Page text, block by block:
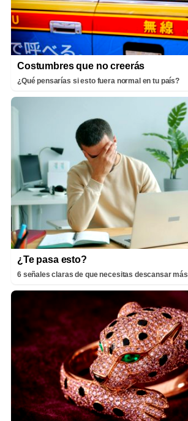
Costumbres que no creerás
¿Qué pensarías si esto fuera normal en tu país?
¿Te pasa esto?
6 señales claras de que necesitas descansar más